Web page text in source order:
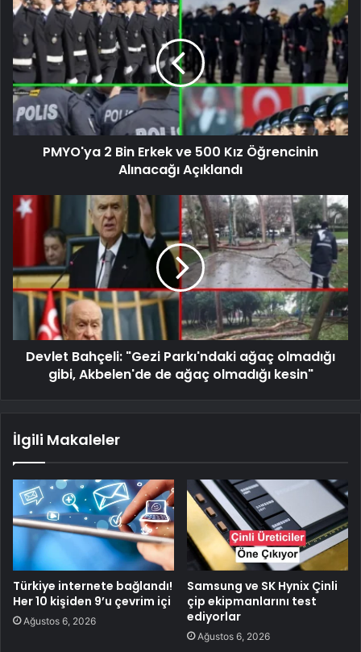
PMYO'ya 2 Bin Erkek ve 500 Kız Öğrencinin
Alınacağı Açıklandı
Devlet Bahçeli: "Gezi Parkı'ndaki ağaç olmadığı
gibi, Akbelen'de de ağaç olmadığı kesin"
İlgili Makaleler
Türkiye internete bağlandı!
Her 10 kişiden 9’u çevrim içi
Ağustos 6, 2026
Samsung ve SK Hynix Çinli
çip ekipmanlarını test
ediyorlar
Ağustos 6, 2026